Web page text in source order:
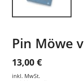
Pin Möwe
13,00 €
inkl. MwSt.